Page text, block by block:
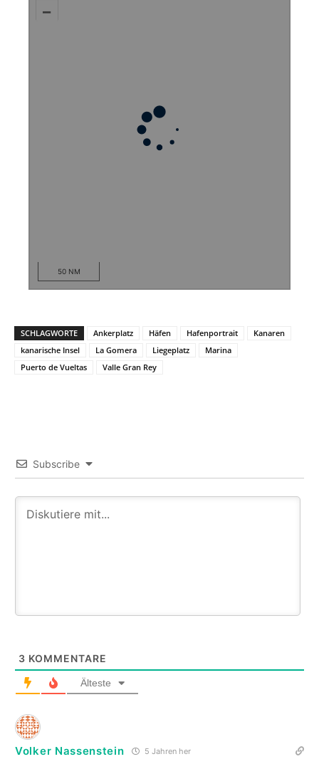
–
50 NM
SCHLAGWORTE Ankerplatz Häfen Hafenportrait
Kanaren
kanarische Insel
La Gomera Liegeplatz
Marina
Puerto de Vueltas
Valle Gran Rey
Subscribe
3 KOMMENTARE
Älteste
Volker Nassenstein 5 Jahren her